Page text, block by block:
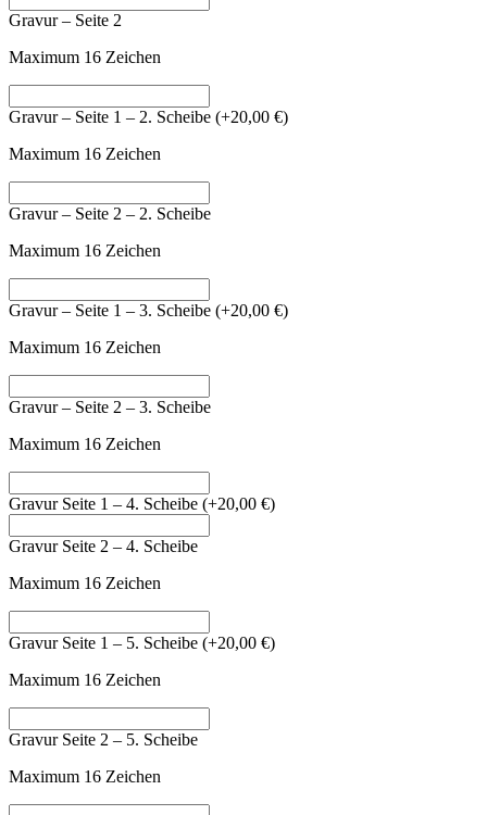
Gravur – Seite 2
Maximum 16 Zeichen
Gravur – Seite 1 – 2. Scheibe (+20,00 €)
Maximum 16 Zeichen
Gravur – Seite 2 – 2. Scheibe
Maximum 16 Zeichen
Gravur – Seite 1 – 3. Scheibe (+20,00 €)
Maximum 16 Zeichen
Gravur – Seite 2 – 3. Scheibe
Maximum 16 Zeichen
Gravur Seite 1 – 4. Scheibe (+20,00 €)
Gravur Seite 2 – 4. Scheibe
Maximum 16 Zeichen
Gravur Seite 1 – 5. Scheibe (+20,00 €)
Maximum 16 Zeichen
Gravur Seite 2 – 5. Scheibe
Maximum 16 Zeichen